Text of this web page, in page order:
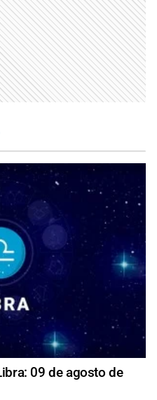
09 de agosto de